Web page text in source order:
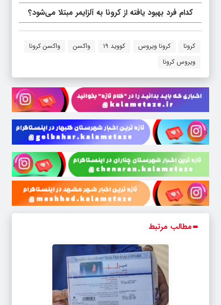
کدام فرد بهبود یافته از کرونا به آلزایمر مبتلا می‌شود؟
کرونا کرونا ویروس کووید ۱۹ واکسن
واکسن کرونا
ویروس کرونا
مطالب مرتبط